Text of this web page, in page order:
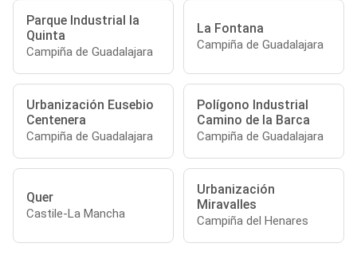
Parque Industrial la
Quinta
Campiña de Guadalajara
La Fontana
Campiña de Guadalajara
Urbanización Eusebio
Centenera
Campiña de Guadalajara
Polígono Industrial
Camino de la Barca
Campiña de Guadalajara
Quer
Castile-La Mancha
Urbanización
Miravalles
Campiña del Henares